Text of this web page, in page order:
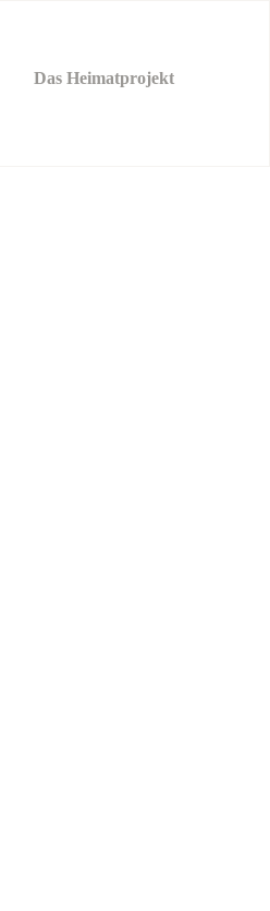
Das Heimatprojekt